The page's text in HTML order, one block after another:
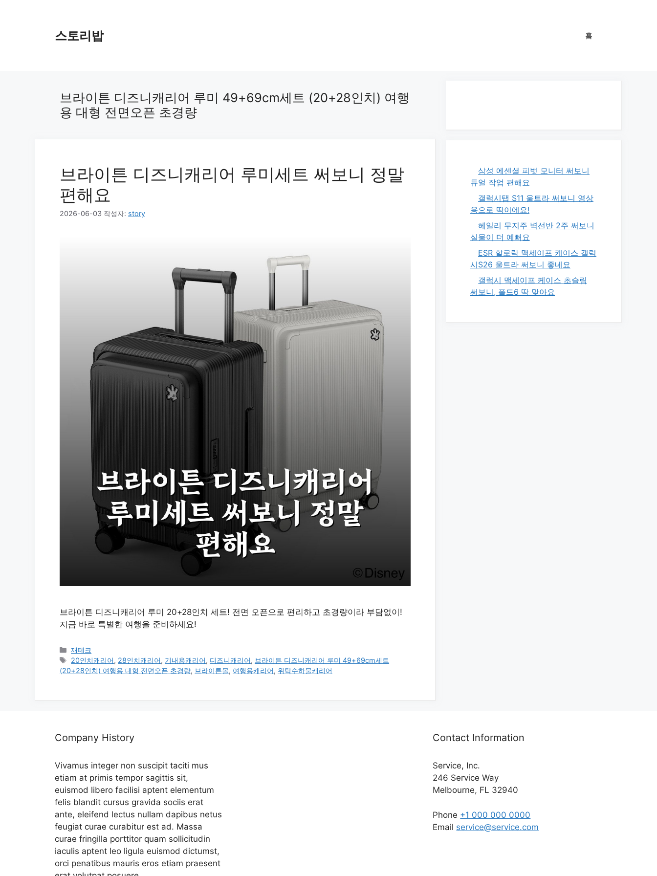
스토리밥 홈
브라이튼 디즈니캐리어 루미 49+69cm세트 (20+28인치) 여행
용 대형 전면오픈 초경량
브라이튼 디즈니캐리어 루미세트 써보니 정말
편해요
2026-06-03 작성자: story
브라이튼 디즈니캐리어 루미 20+28인치 세트! 전면 오픈으로 편리하고 초경량이라 부담없이!
지금 바로 특별한 여행을 준비하세요!
카
테
고
재테크
태
그
20인치캐리어, 28인치캐리어, 기내용캐리어, 디즈니캐리어, 브라이튼 디즈니캐리어 루미 49+69cm세트
(20+28인치) 여행용 대형 전면오픈 초경량, 브라이튼몰, 여행용캐리어, 위탁수하물캐리어
삼성 에센셜 피벗 모니터 써보니
듀얼 작업 편해요
갤럭시탭 S11 울트라 써보니 영상
용으로 딱이에요!
헤일리 무지주 벽선반 2주 써보니
실물이 더 예뻐요
ESR 할로락 맥세이프 케이스 갤럭
시S26 울트라 써보니 좋네요
갤럭시 맥세이프 케이스 초슬림
써보니, 폴드6 딱 맞아요
Company History
Vivamus integer non suscipit taciti mus
etiam at primis tempor sagittis sit,
euismod libero facilisi aptent elementum
felis blandit cursus gravida sociis erat
ante, eleifend lectus nullam dapibus netus
feugiat curae curabitur est ad. Massa
curae fringilla porttitor quam sollicitudin
iaculis aptent leo ligula euismod dictumst,
orci penatibus mauris eros etiam praesent
Contact Information
Service, Inc.
246 Service Way
Melbourne, FL 32940
Phone +1 000 000 0000
Email service@service.com